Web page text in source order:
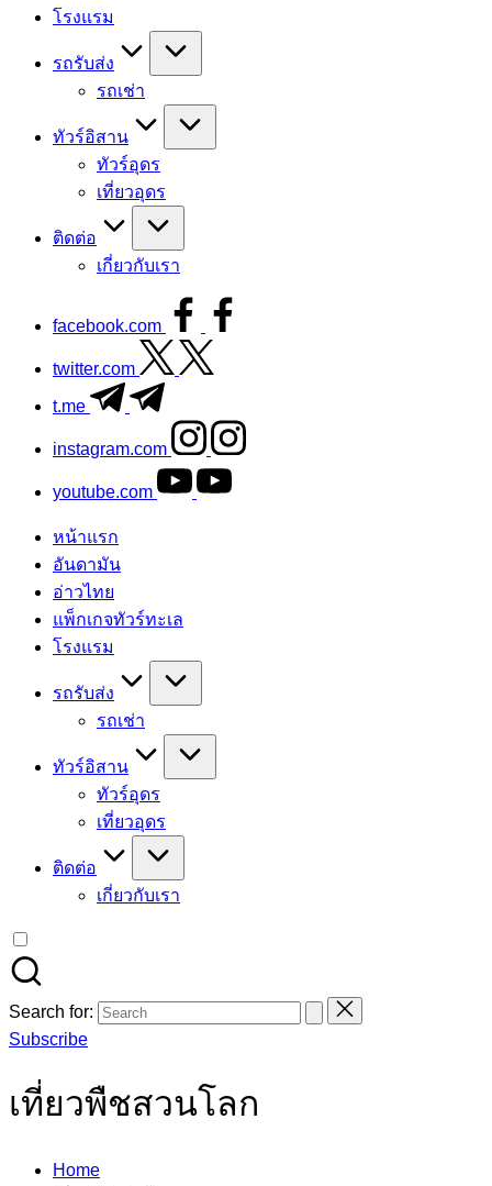
โรงแรม
รถรับส่ง
รถเช่า
ทัวร์อิสาน
ทัวร์อุดร
เที่ยวอุดร
ติดต่อ
เกี่ยวกับเรา
facebook.com
twitter.com
t.me
instagram.com
youtube.com
หน้าแรก
อันดามัน
อ่าวไทย
แพ็กเกจทัวร์ทะเล
โรงแรม
รถรับส่ง
รถเช่า
ทัวร์อิสาน
ทัวร์อุดร
เที่ยวอุดร
ติดต่อ
เกี่ยวกับเรา
Search for:
Subscribe
เที่ยวพืชสวนโลก
Home